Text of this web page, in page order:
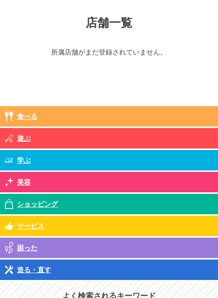
店舗一覧
所属店舗がまだ登録されていません。
食べる
遊ぶ
学ぶ
美容
ショッピング
サービス
困った
造る・直す
よく検索されるキーワード